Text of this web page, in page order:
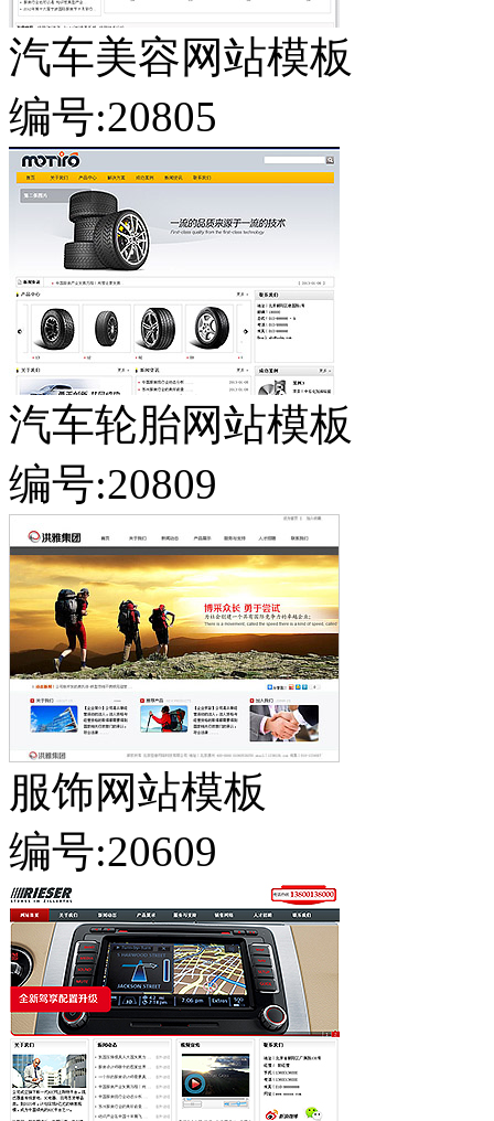
汽车美容网站模板
编号:20805
汽车轮胎网站模板
编号:20809
服饰网站模板
编号:20609